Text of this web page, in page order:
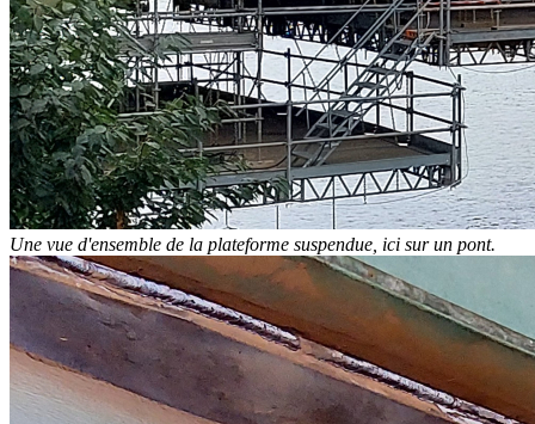
Une vue d'ensemble de la plateforme suspendue, ici sur un pont.